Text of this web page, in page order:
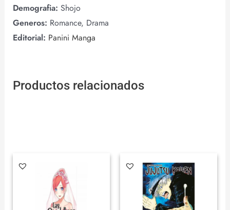
Demografia: Shojo
Generos: Romance, Drama
Editorial: Panini Manga
Productos relacionados